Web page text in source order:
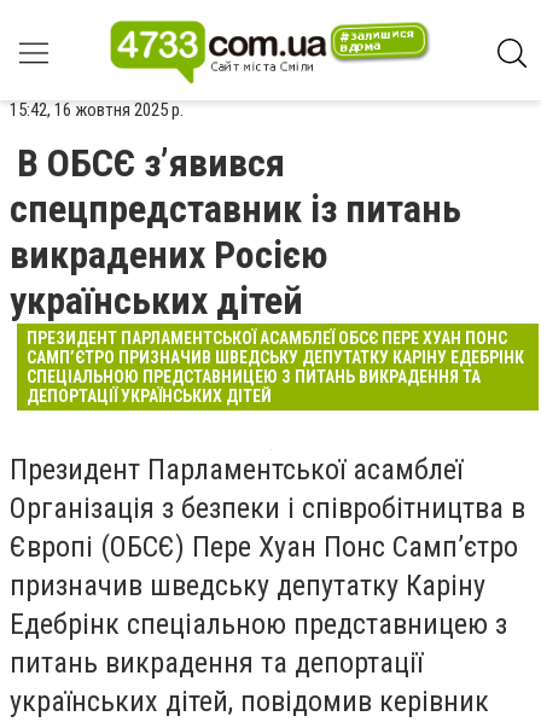
15:42, 16 жовтня 2025 р.
В ОБСЄ з’явився
спецпредставник із питань
викрадених Росією
українських дітей
ПРЕЗИДЕНТ ПАРЛАМЕНТСЬКОЇ АСАМБЛЕЇ ОБСЄ ПЕРЕ ХУАН ПОНС
САМП’ЄТРО ПРИЗНАЧИВ ШВЕДСЬКУ ДЕПУТАТКУ КАРІНУ ЕДЕБРІНК
СПЕЦІАЛЬНОЮ ПРЕДСТАВНИЦЕЮ З ПИТАНЬ ВИКРАДЕННЯ ТА
ДЕПОРТАЦІЇ УКРАЇНСЬКИХ ДІТЕЙ
Президент Парламентської асамблеї
Організація з безпеки і співробітництва в
Європі (ОБСЄ) Пере Хуан Понс Самп’єтро
призначив шведську депутатку Каріну
Едебрінк спеціальною представницею з
питань викрадення та депортації
українських дітей, повідомив керівник